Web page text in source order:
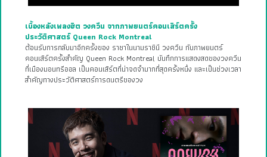
เบื้องหลังเพลงฮิต วงควีน จากภาพยนตร์คอนเสิร์ตครั้ง
ประวัติศาสตร์ Queen Rock Montreal
ต้อนรับการกลับมาอีกครั้งของ ราชาในนามราชินี วงควีน กับภาพยนตร์
คอนเสิร์ตครั้งสำคัญ Queen Rock Montreal บันทึกการแสดงสดของวงควีน
ที่เมืองมอนทรีออล เป็นคอนเสิร์ตที่น่าจดจำมากที่สุดครั้งหนึ่ง และเป็นช่วงเวลา
สำคัญทางประวัติศาสตร์การดนตรีของวง